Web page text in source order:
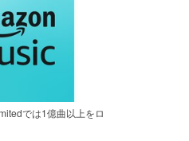
では1億曲以上をロ